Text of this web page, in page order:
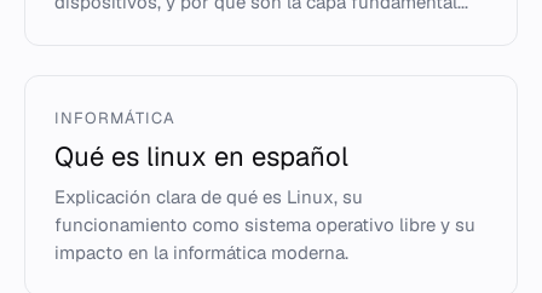
INFORMÁTICA
Qué es linux en español
Explicación clara de qué es Linux, su
funcionamiento como sistema operativo libre y su
impacto en la informática moderna.